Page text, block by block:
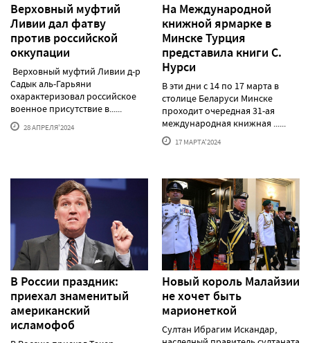
Верховный муфтий
Ливии дал фатву
против российской
оккупации
Верховный муфтий Ливии д-р
Садык аль-Гарьяни
охарактеризовал российское
военное присутствие в......
28 АПРЕЛЯ'2024
На Международной
книжной ярмарке в
Минске Турция
представила книги С.
Нурси
В эти дни с 14 по 17 марта в
столице Беларуси Минске
проходит очередная 31-ая
международная книжная ......
17 МАРТА'2024
В России праздник:
приехал знаменитый
американский
исламофоб
Новый король Малайзии
не хочет быть
марионеткой
Султан Ибрагим Искандар,